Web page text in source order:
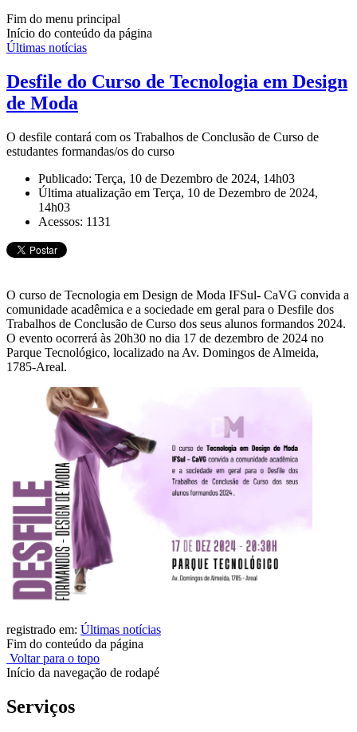
Fim do menu principal
Início do conteúdo da página
Últimas notícias
Desfile do Curso de Tecnologia em Design
de Moda
O desfile contará com os Trabalhos de Conclusão de Curso de
estudantes formandas/os do curso
Publicado: Terça, 10 de Dezembro de 2024, 14h03
Última atualização em Terça, 10 de Dezembro de 2024,
14h03
Acessos: 1131
O curso de Tecnologia em Design de Moda IFSul- CaVG convida a
comunidade acadêmica e a sociedade em geral para o Desfile dos
Trabalhos de Conclusão de Curso dos seus alunos formandos 2024.
O evento ocorrerá às 20h30 no dia 17 de dezembro de 2024 no
Parque Tecnológico, localizado na Av. Domingos de Almeida,
1785-Areal.
registrado em: Últimas notícias
Fim do conteúdo da página
Voltar para o topo
Início da navegação de rodapé
Serviços